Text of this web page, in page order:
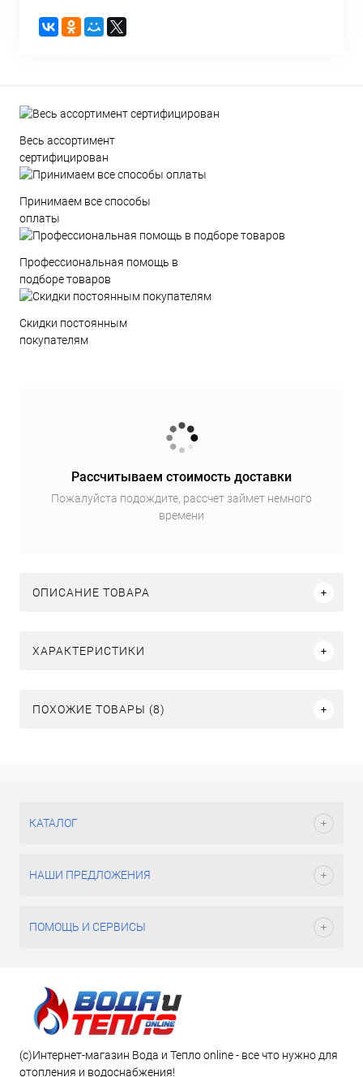
Весь ассортимент
сертифицирован
Принимаем все способы
оплаты
Профессиональная помощь в
подборе товаров
Скидки постоянным
покупателям
Рассчитываем стоимость доставки
Пожалуйста подождите, рассчет займет немного
времени
ОПИСАНИЕ ТОВАРА
ХАРАКТЕРИСТИКИ
ПОХОЖИЕ ТОВАРЫ (8)
КАТАЛОГ
НАШИ ПРЕДЛОЖЕНИЯ
ПОМОЩЬ И СЕРВИСЫ
(c)Интернет-магазин Вода и Тепло online - все что нужно для
отопления и водоснабжения!